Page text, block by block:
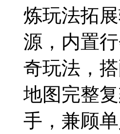
炼玩法拓
源，内置
奇玩法，
地图完整
手，兼顾